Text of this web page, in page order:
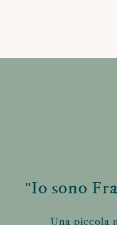
"Io sono
Una piccola